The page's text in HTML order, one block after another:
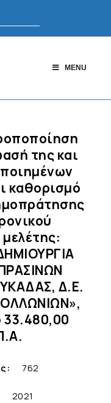
MENU
της και
καθορισμό
Δ.Ε.
33.480,00
762
2021